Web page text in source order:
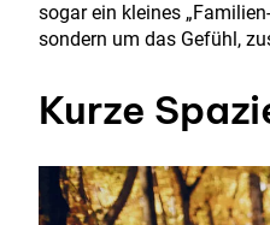
sogar ein kleines
sondern um das Gefühl,
Kurze